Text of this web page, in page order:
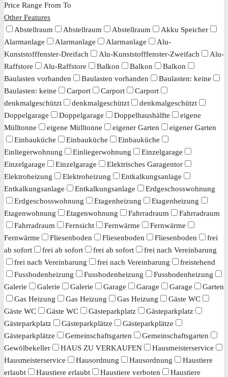
Price Range From To
Other Features
Abstellraum
Abstellraum Abstellraum
Akku Speicher
Alarmanlage
Alarmanlage Alarmanlage
Alu-
Kunststofffenster-Dreifach
Alu-Kunststofffenster-Zweifach
Alu-
Raffstore
Alu-Raffstore Balkon Balkon
Balkon
Baulasten vorhanden
Baulasten vorhanden
Baulasten: keine
Baulasten: keine
Carport Carport
Carport
denkmalgeschützt
denkmalgeschützt
denkmalgeschützt
Doppelgarage
Doppelgarage Doppelhaushälfte
eigene
Mülltonne
eigene Mülltonne eigener Garten
eigener Garten
Einbauküche
Einbauküche
Einbauküche
Einliegerwohnung
Einliegerwohnung
Einzelgarage
Einzelgarage
Einzelgarage
Elektrisches Garagentor
Elektroheizung
Elektroheizung
Entkalkungsanlage
Entkalkungsanlage
Entkalkungsanlage
Erdgeschosswohnung
Erdgeschosswohnung
Etagenheizung
Etagenheizung
Etagenwohnung
Etagenwohnung Fahrradraum
Fahrradraum
Fahrradraum
Fernsicht Fernwärme
Fernwärme
Fernwärme
Fliesenboden Fliesenboden Fliesenboden
frei
ab sofort
frei ab sofort frei ab sofort
frei nach Vereinbarung
frei nach Vereinbarung
frei nach Vereinbarung
freistehend
Fussbodenheizung
Fussbodenheizung
Fussbodenheizung
Galerie
Galerie Galerie Garage Garage Garage
Garten
Gas Heizung
Gas Heizung Gas Heizung
Gäste WC
Gäste WC
Gäste WC Gästeparkplatz
Gästeparkplatz
Gästeparkplatz
Gästeparkplätze
Gästeparkplätze
Gästeparkplätze
Gemeinschaftsgarten
Gemeinschaftsgarten
Gewölbekeller
HAUS ZU VERKAUFEN
Hausmeisterservice
Hausmeisterservice
Hausordnung Hausordnung
Haustiere
erlaubt
Haustiere erlaubt Haustiere verboten
Haustiere